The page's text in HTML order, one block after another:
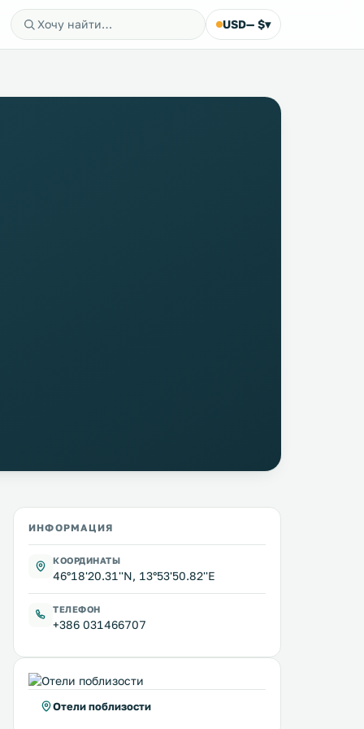
USD— $▾
ИНФОРМАЦИЯ
КООРДИНАТЫ
46°18'20.31''N, 13°53'50.82''E
ТЕЛЕФОН
+386 031466707
Отели поблизости